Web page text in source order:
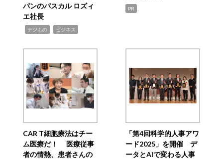
パンのパスカル ロズィ
エ社長
デジもの ビジネス
PR
CAR T細胞療法はチー
ム医療だ！ 医療従事
者の情熱、患者さんの
「第4回科学的人事アワ
ード2025」を開催 デ
ータとAIで変わる人事